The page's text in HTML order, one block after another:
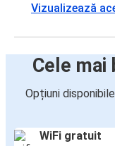
Vizualizează
Cele mai
Opțiuni
WiFi gratuit